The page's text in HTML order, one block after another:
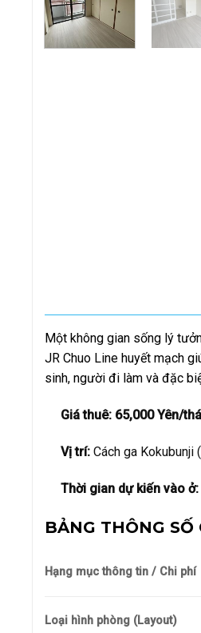
Một không gian sống lý
JR Chuo Line huyết mạch
sinh, người đi làm và đặc
Giá thuê: 65,000 Yên/
Vị trí: Cách ga Kokubunji
Thời gian dự kiến vào ở:
BẢNG THÔNG
Hạng mục thông tin / Chi phí
Loại hình phòng (Layout)